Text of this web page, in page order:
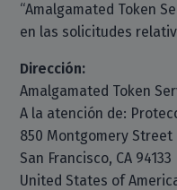
“Amalgamated Token
en las solicitudes
Dirección:
Amalgamated Token
A la atención de:
850 Montgomery Street
San Francisco, CA 94133
United States of